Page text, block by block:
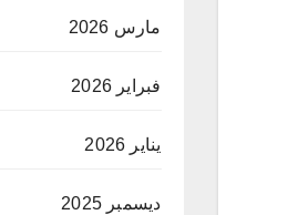
مارس 2026
فبراير 2026
يناير 2026
ديسمبر 2025